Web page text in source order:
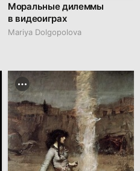
Моральные дилеммы
в видеоиграх
Mariya Dolgopolova